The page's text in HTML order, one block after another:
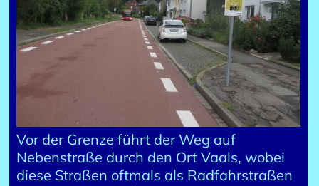
Vor der Grenze führt der Weg auf
Nebenstraße durch den Ort Vaals, wobei
diese Straßen oftmals als Radfahrstraßen